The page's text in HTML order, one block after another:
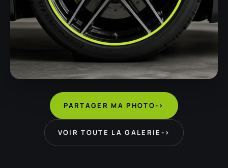
PARTAGER MA PHOTO->
VOIR TOUTE LA GALERIE ->